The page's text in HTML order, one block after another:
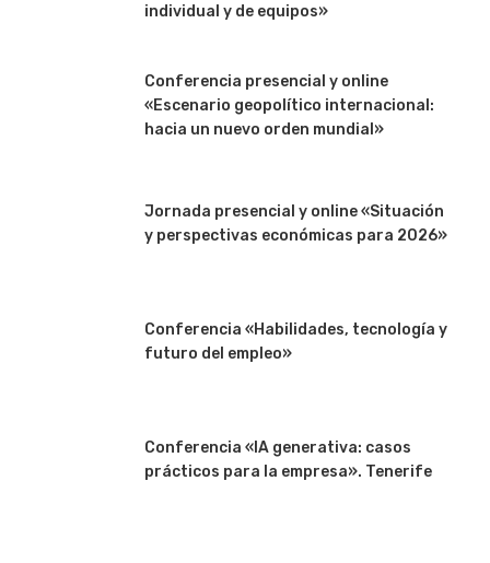
individual y de equipos»
Conferencia presencial y online
«Escenario geopolítico internacional:
hacia un nuevo orden mundial»
Jornada presencial y online «Situación
y perspectivas económicas para 2026»
Conferencia «Habilidades, tecnología y
futuro del empleo»
Conferencia «IA generativa: casos
prácticos para la empresa». Tenerife